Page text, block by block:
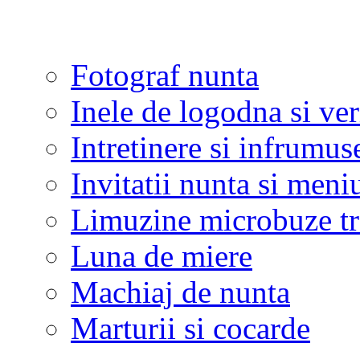
Fotograf nunta
Inele de logodna si
Intretinere si
Invitatii nunta si
Limuzine microbuze
Luna de miere
Machiaj de nunta
Marturii si cocarde